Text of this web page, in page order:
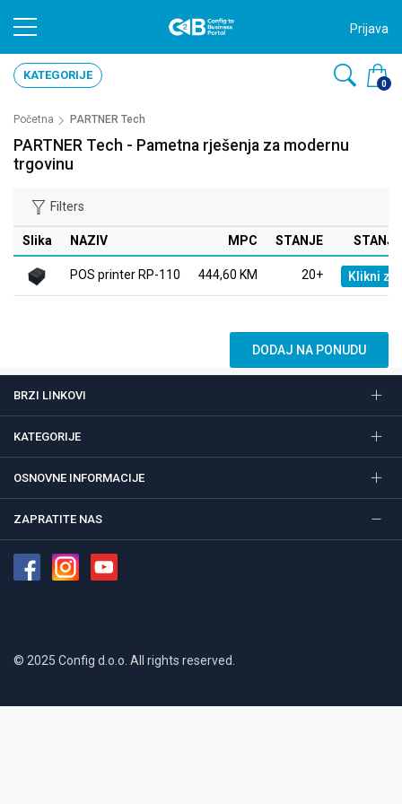
Prijava
0
KATEGORIJE
Početna PARTNER Tech
PARTNER Tech - Pametna rješenja za modernu
trgovinu
Filters
Slika NAZIV MPC STANJE
POS printer RP-110 444,60 KM 20+ Klikni za
DODAJ NA PONUDU
BRZI LINKOVI
KATEGORIJE
OSNOVNE INFORMACIJE
ZAPRATITE NAS
© 2025 Config d.o.o. All rights reserved.